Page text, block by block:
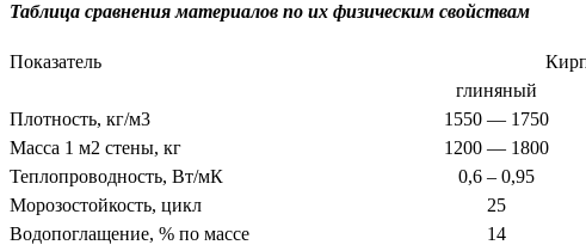
Таблица сравнения материалов по их физическим свойствам
Показатель
глиняный
Плотность, кг/м3
1550 — 1750
Масса 1 м2 стены, кг
1200 — 1800
Теплопроводность, Вт/мК
0,6 – 0,95
Морозостойкость, цикл
25
Водопоглащение, % по массе
14